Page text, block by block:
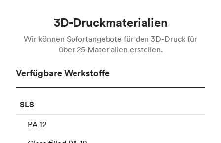
3D-Druckmaterialien
Wir können Sofortangebote für den 3D-Druck für
über 25 Materialien erstellen.
Verfügbare Werkstoffe
SLS
PA 12